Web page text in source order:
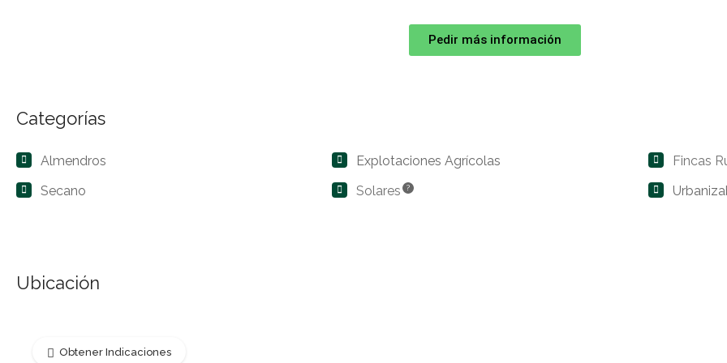
Pedir más información
Categorías
Almendros Explotaciones Agrícolas Fincas
Secano Solares ?
Ubicación
Obtener Indicaciones